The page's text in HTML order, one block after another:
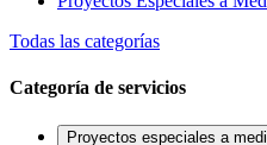
Todas las categorías
Categoría de servicios
Proyectos especiales a